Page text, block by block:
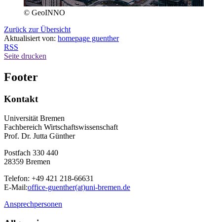
© GeoINNO
Zurück zur Übersicht
Aktualisiert von: homepage guenther
RSS
Seite drucken
Footer
Kontakt
Universität Bremen
Fachbereich Wirtschaftswissenschaft
Prof. Dr. Jutta Günther
Postfach 330 440
28359 Bremen
Telefon: +49 421 218-66631
E-Mail:office-guenther(at)uni-bremen.de
Ansprechpersonen